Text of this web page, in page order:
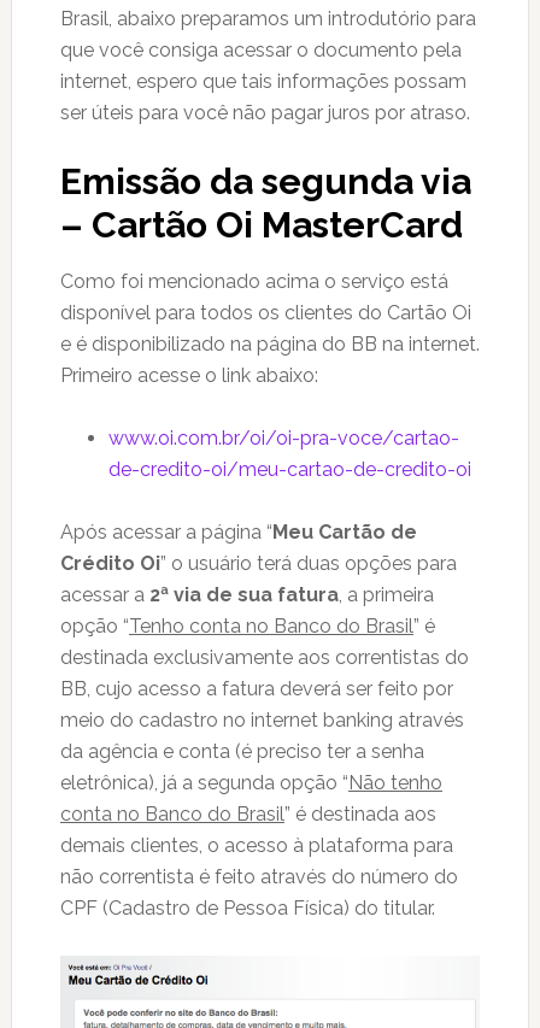
Brasil, abaixo preparamos um introdutório para
que você consiga acessar o documento pela
internet, espero que tais informações possam
ser úteis para você não pagar juros por atraso.
Emissão da segunda via
– Cartão Oi MasterCard
Como foi mencionado acima o serviço está
disponível para todos os clientes do Cartão Oi
e é disponibilizado na página do BB na internet.
Primeiro acesse o link abaixo:
www.oi.com.br/oi/oi-pra-voce/cartao-
de-credito-oi/meu-cartao-de-credito-oi
Após acessar a página “Meu Cartão de
Crédito Oi” o usuário terá duas opções para
acessar a 2ª via de sua fatura, a primeira
opção “Tenho conta no Banco do Brasil” é
destinada exclusivamente aos correntistas do
BB, cujo acesso a fatura deverá ser feito por
meio do cadastro no internet banking através
da agência e conta (é preciso ter a senha
eletrônica), já a segunda opção “Não tenho
conta no Banco do Brasil” é destinada aos
demais clientes, o acesso à plataforma para
não correntista é feito através do número do
CPF (Cadastro de Pessoa Física) do titular.